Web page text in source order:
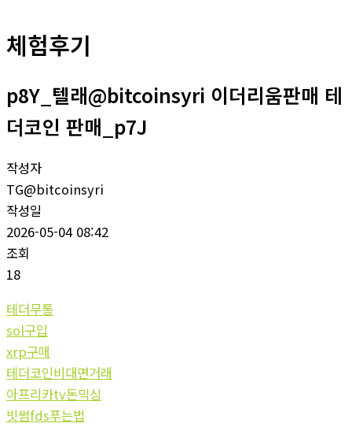
체험후기
p8Y_텔래@bitcoinsyri 이더리움판매 테
더코인 판매_p7J
작성자
TG@bitcoinsyri
작성일
2026-05-04 08:42
조회
18
테더무통
sol구입
xrp구매
테더코인비대면거래
아프리카tv돈믹싱
빗썸fds푸는법